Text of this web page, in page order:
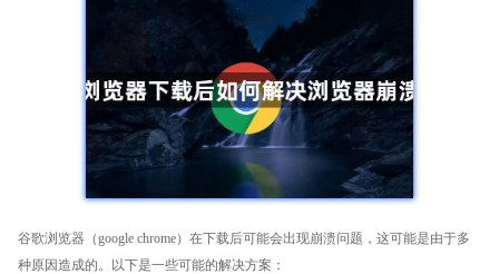
谷歌浏览器（google chrome）在下载后可能会出现崩溃问题，这可能是由于多
种原因造成的。以下是一些可能的解决方案：